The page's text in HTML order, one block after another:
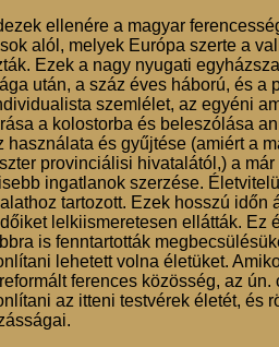
ellenére a magyar
alól, melyek Európa szerte a
Ezek a nagy nyugati
után, a száz éves háború, és a
szemlélet, az egyéni
a kolostorba és beleszólása
használata és gyűjtése (amiért a
provinciálisi hivatalától,) a
ingatlanok szerzése.
tartozott. Ezek hosszú időn
lelkiismeretesen ellátták. Ez
is fenntartották
lehetett volna életüket.
ferences közösség, az
az itteni testvérek életét, és